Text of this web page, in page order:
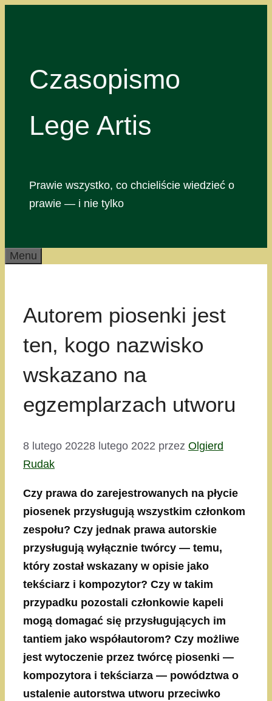
Czasopismo
Lege Artis
Prawie wszystko, co chcieliście wiedzieć o
prawie — i nie tylko
Menu
Autorem piosenki jest
ten, kogo nazwisko
wskazano na
egzemplarzach utworu
8 lutego 20228 lutego 2022 przez Olgierd
Rudak
Czy prawa do zarejestrowanych na płycie
piosenek przysługują wszystkim członkom
zespołu? Czy jednak prawa autorskie
przysługują wyłącznie twórcy — temu,
który został wskazany w opisie jako
tekściarz i kompozytor? Czy w takim
przypadku pozostali członkowie kapeli
mogą domagać się przysługujących im
tantiem jako współautorom? Czy możliwe
jest wytoczenie przez twórcę piosenki —
kompozytora i tekściarza — powództwa o
ustalenie autorstwa utworu przeciwko